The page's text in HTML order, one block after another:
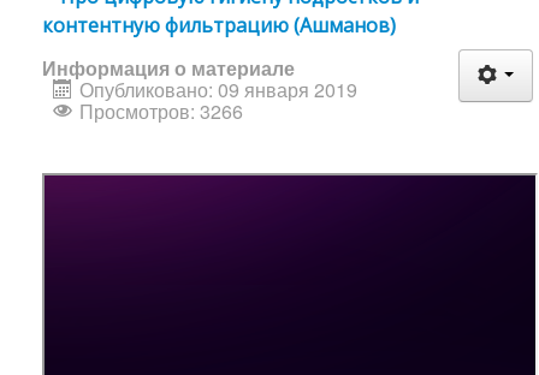
контентную фильтрацию (Ашманов)
Информация о материале
Опубликовано: 09 января 2019
Просмотров: 3266